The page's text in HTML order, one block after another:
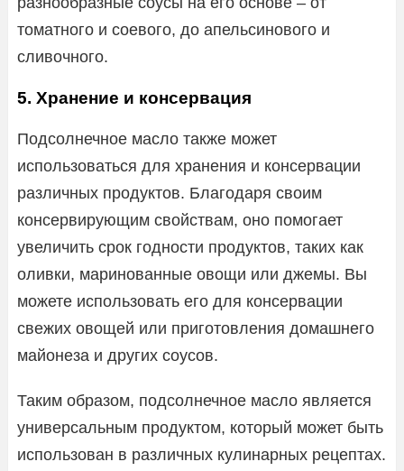
томатного и соевого, до апельсинового и
сливочного.
5. Хранение и консервация
Подсолнечное масло также может
использоваться для хранения и консервации
различных продуктов. Благодаря своим
консервирующим свойствам, оно помогает
увеличить срок годности продуктов, таких как
оливки, маринованные овощи или джемы. Вы
можете использовать его для консервации
свежих овощей или приготовления домашнего
майонеза и других соусов.
Таким образом, подсолнечное масло является
универсальным продуктом, который может быть
использован в различных кулинарных рецептах.